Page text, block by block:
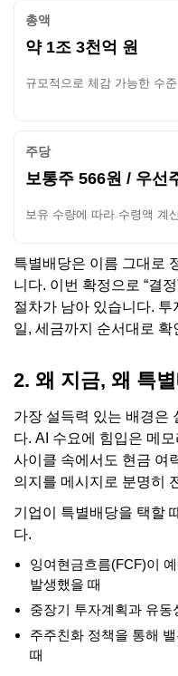
총액
약 1조 3천억 원
규모적으로 체감 가능한 수준
주당
보통주 566원 / 우선
보유 수량에 따라 수령액 계
특별배당은 이름 그대로
니다. 이번 확정으로 “결
절차가 남아 있습니다.
일, 세금까지 순서대로
2. 왜 지금, 왜 특
가장 설득력 있는 배경은
다. AI 수요에 힘입은 메
사이클 속에서도 현금 여
의지를 메시지로 분명히
기업이 특별배당을 택할
다.
잉여현금흐름(FCF)이
발생했을 때
중장기 투자계획과 유동
주주친화 정책을 통해
때